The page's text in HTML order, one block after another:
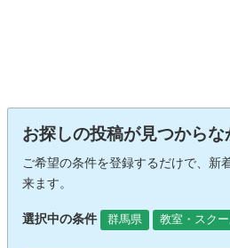
お探しの投稿が見つからな
ご希望の条件を登録するだけで、新
来ます。
選択中の条件 群馬県 教室・スク